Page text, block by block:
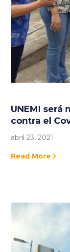
UNEMI será
contra el
abril 23, 2021
Read More